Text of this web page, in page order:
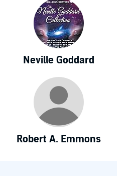
Neville Goddard
Robert A. Emmons